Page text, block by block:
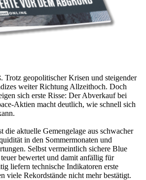
Trotz geopolitischer Krisen und steigender
weiter Richtung Allzeithoch. Doch
sich erste Risse: Der Abverkauf bei
Aktien macht deutlich, wie schnell sich
die aktuelle Gemengelage aus schwacher
in den Sommermonaten und
Selbst vermeintlich sichere Blue
bewertet und damit anfällig für
liefern technische Indikatoren erste
viele Rekordstände nicht mehr bestätigt.